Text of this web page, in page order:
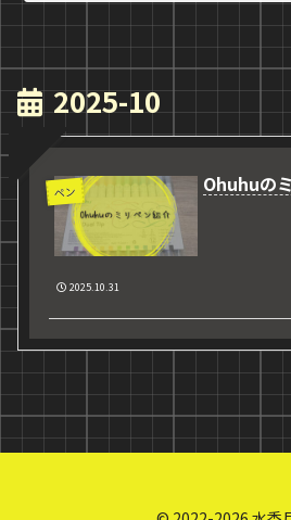
2025-10
ペン Ohuhuの
2025.10.31